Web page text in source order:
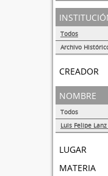
Todos
Archivo
creador
nombre
Todos
Luis Felipe
lugar
materia